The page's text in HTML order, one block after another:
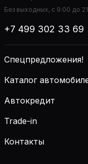
Без выходных, с 9:00 до
+7 499 302 33 69
Спецпредложения!
Каталог
Автокредит
Trade-in
Контакты